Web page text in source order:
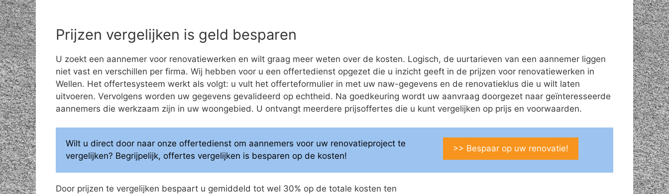
Prijzen vergelijken is geld besparen
U zoekt een aannemer voor renovatiewerken en wilt graag meer weten over de kosten. Logisch, de uurtarieven van een aannemer liggen
niet vast en verschillen per firma. Wij hebben voor u een offertedienst opgezet die u inzicht geeft in de prijzen voor renovatiewerken in
Wellen. Het offertesysteem werkt als volgt: u vult het offerteformulier in met uw naw-gegevens en de renovatieklus die u wilt laten
uitvoeren. Vervolgens worden uw gegevens gevalideerd op echtheid. Na goedkeuring wordt uw aanvraag doorgezet naar geïnteresseerde
aannemers die werkzaam zijn in uw woongebied. U ontvangt meerdere prijsoffertes die u kunt vergelijken op prijs en voorwaarden.
Wilt u direct door naar onze offertedienst om aannemers voor uw renovatieproject te
vergelijken? Begrijpelijk, offertes vergelijken is besparen op de kosten!
>> Bespaar op uw renovatie!
Door prijzen te vergelijken bespaart u gemiddeld tot wel 30% op de totale kosten ten